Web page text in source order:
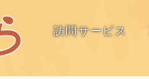
訪問サービス